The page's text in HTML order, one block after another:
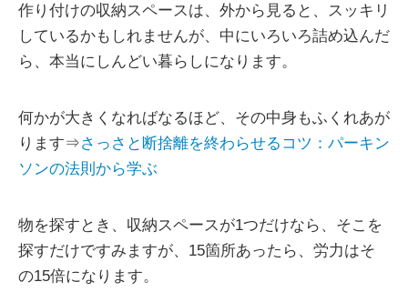
作り付けの収納スペースは、外から見ると、スッキリ
しているかもしれませんが、中にいろいろ詰め込んだ
ら、本当にしんどい暮らしになります。
何かが大きくなればなるほど、その中身もふくれあが
ります⇒さっさと断捨離を終わらせるコツ：パーキン
ソンの法則から学ぶ
物を探すとき、収納スペースが1つだけなら、そこを
探すだけですみますが、15箇所あったら、労力はそ
の15倍になります。